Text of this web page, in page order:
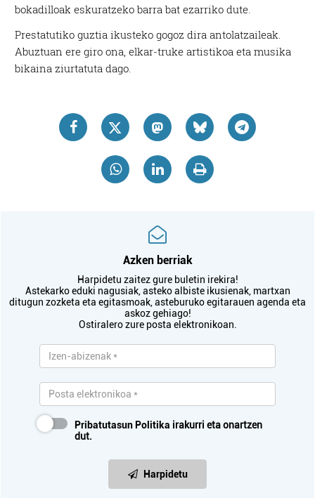
bokadilloak eskuratzeko barra bat ezarriko dute.
Prestatutiko guztia ikusteko gogoz dira antolatzaileak.
Abuztuan ere giro ona, elkar-truke artistikoa eta musika
bikaina ziurtatuta dago.
Azken berriak
Harpidetu zaitez gure buletin irekira!
Astekarko eduki nagusiak, asteko albiste ikusienak, martxan
ditugun zozketa eta egitasmoak, asteburuko egitarauen agenda eta
askoz gehiago!
Ostiralero zure posta elektronikoan.
Pribatutasun Politika irakurri eta onartzen
dut.
Harpidetu